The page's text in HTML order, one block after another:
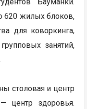
620 жилых блоков,
для коворкинга,
занятий,
столовая и центр
центр здоровья.